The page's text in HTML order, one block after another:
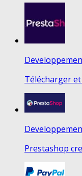
Télécharger
Prestashop